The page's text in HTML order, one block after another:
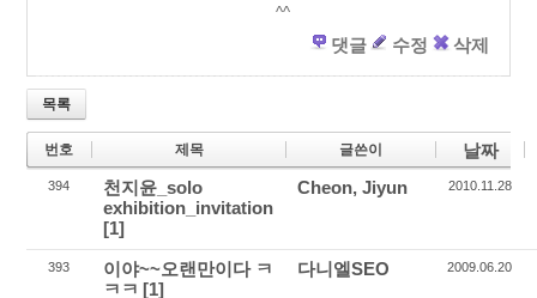
^^
댓글 수정 삭제
목록
번호 제목 글쓴이 날짜
394
천지윤_solo
exhibition_invitation
[1]
Cheon, Jiyun 2010.11.28
393
이야~~오랜만이다 ㅋ
ㅋㅋ [1]
다니엘SEO 2009.06.20